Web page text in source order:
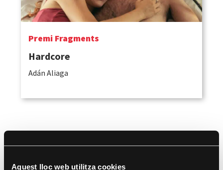
Aquest lloc web utilitza cookies
Premi Fragments
Hardcore
Adán Aliaga